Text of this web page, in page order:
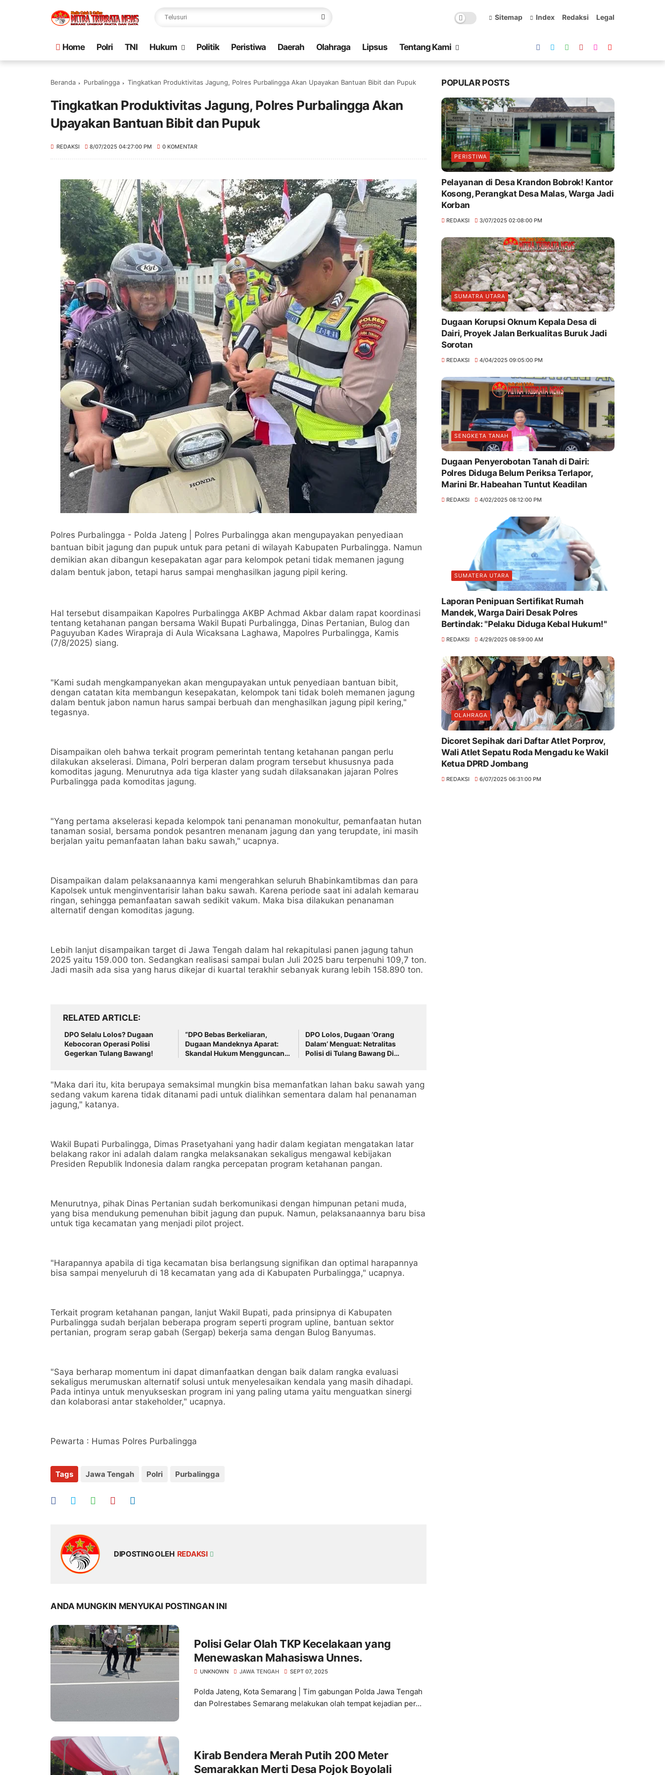
Sitemap Index Redaksi Legal
Home Polri TNI Hukum Politik Peristiwa Daerah Olahraga Lipsus Tentang Kami
Beranda Purbalingga Tingkatkan Produktivitas Jagung, Polres Purbalingga Akan Upayakan Bantuan Bibit dan Pupuk
Tingkatkan Produktivitas Jagung, Polres Purbalingga Akan
Upayakan Bantuan Bibit dan Pupuk
REDAKSI 8/07/2025 04:27:00 PM 0 KOMENTAR
Polres Purbalingga - Polda Jateng | Polres Purbalingga akan mengupayakan penyediaan
bantuan bibit jagung dan pupuk untuk para petani di wilayah Kabupaten Purbalingga. Namun
demikian akan dibangun kesepakatan agar para kelompok petani tidak memanen jagung
dalam bentuk jabon, tetapi harus sampai menghasilkan jagung pipil kering.
Hal tersebut disampaikan Kapolres Purbalingga AKBP Achmad Akbar dalam rapat koordinasi
tentang ketahanan pangan bersama Wakil Bupati Purbalingga, Dinas Pertanian, Bulog dan
Paguyuban Kades Wirapraja di Aula Wicaksana Laghawa, Mapolres Purbalingga, Kamis
(7/8/2025) siang.
"Kami sudah mengkampanyekan akan mengupayakan untuk penyediaan bantuan bibit,
dengan catatan kita membangun kesepakatan, kelompok tani tidak boleh memanen jagung
dalam bentuk jabon namun harus sampai berbuah dan menghasilkan jagung pipil kering,"
tegasnya.
Disampaikan oleh bahwa terkait program pemerintah tentang ketahanan pangan perlu
dilakukan akselerasi. Dimana, Polri berperan dalam program tersebut khususnya pada
komoditas jagung. Menurutnya ada tiga klaster yang sudah dilaksanakan jajaran Polres
Purbalingga pada komoditas jagung.
"Yang pertama akselerasi kepada kelompok tani penanaman monokultur, pemanfaatan hutan
tanaman sosial, bersama pondok pesantren menanam jagung dan yang terupdate, ini masih
berjalan yaitu pemanfaatan lahan baku sawah," ucapnya.
Disampaikan dalam pelaksanaannya kami mengerahkan seluruh Bhabinkamtibmas dan para
Kapolsek untuk menginventarisir lahan baku sawah. Karena periode saat ini adalah kemarau
ringan, sehingga pemanfaatan sawah sedikit vakum. Maka bisa dilakukan penanaman
alternatif dengan komoditas jagung.
Lebih lanjut disampaikan target di Jawa Tengah dalam hal rekapitulasi panen jagung tahun
2025 yaitu 159.000 ton. Sedangkan realisasi sampai bulan Juli 2025 baru terpenuhi 109,7 ton.
Jadi masih ada sisa yang harus dikejar di kuartal terakhir sebanyak kurang lebih 158.890 ton.
RELATED ARTICLE
DPO Selalu Lolos? Dugaan
Kebocoran Operasi Polisi
Gegerkan Tulang Bawang!
“DPO Bebas Berkeliaran,
Dugaan Mandeknya Aparat:
Skandal Hukum Mengguncang
DPO Lolos, Dugaan ‘Orang
Dalam’ Menguat: Netralitas
Polisi di Tulang Bawang Di
"Maka dari itu, kita berupaya semaksimal mungkin bisa memanfatkan lahan baku sawah yang
sedang vakum karena tidak ditanami padi untuk dialihkan sementara dalam hal penanaman
jagung," katanya.
Wakil Bupati Purbalingga, Dimas Prasetyahani yang hadir dalam kegiatan mengatakan latar
belakang rakor ini adalah dalam rangka melaksanakan sekaligus mengawal kebijakan
Presiden Republik Indonesia dalam rangka percepatan program ketahanan pangan.
Menurutnya, pihak Dinas Pertanian sudah berkomunikasi dengan himpunan petani muda,
yang bisa mendukung pemenuhan bibit jagung dan pupuk. Namun, pelaksanaannya baru bisa
untuk tiga kecamatan yang menjadi pilot project.
"Harapannya apabila di tiga kecamatan bisa berlangsung signifikan dan optimal harapannya
bisa sampai menyeluruh di 18 kecamatan yang ada di Kabupaten Purbalingga," ucapnya.
Terkait program ketahanan pangan, lanjut Wakil Bupati, pada prinsipnya di Kabupaten
Purbalingga sudah berjalan beberapa program seperti program upline, bantuan sektor
pertanian, program serap gabah (Sergap) bekerja sama dengan Bulog Banyumas.
"Saya berharap momentum ini dapat dimanfaatkan dengan baik dalam rangka evaluasi
sekaligus merumuskan alternatif solusi untuk menyelesaikan kendala yang masih dihadapi.
Pada intinya untuk menyukseskan program ini yang paling utama yaitu menguatkan sinergi
dan kolaborasi antar stakeholder," ucapnya.
Pewarta : Humas Polres Purbalingga
Tags Jawa Tengah Polri Purbalingga
DIPOSTING OLEH REDAKSI
ANDA MUNGKIN MENYUKAI POSTINGAN INI
Polisi Gelar Olah TKP Kecelakaan yang
Menewaskan Mahasiswa Unnes.
UNKNOWN JAWA TENGAH SEPT 07, 2025
Polda Jateng, Kota Semarang | Tim gabungan Polda Jawa Tengah
dan Polrestabes Semarang melakukan olah tempat kejadian per...
Kirab Bendera Merah Putih 200 Meter
Semarakkan Merti Desa Pojok Boyolali
POPULAR POSTS
PERISTIWA
Pelayanan di Desa Krandon Bobrok! Kantor
Kosong, Perangkat Desa Malas, Warga Jadi
Korban
REDAKSI 3/07/2025 02:08:00 PM
SUMATRA UTARA
Dugaan Korupsi Oknum Kepala Desa di
Dairi, Proyek Jalan Berkualitas Buruk Jadi
Sorotan
REDAKSI 4/04/2025 09:05:00 PM
SENGKETA TANAH
Dugaan Penyerobotan Tanah di Dairi:
Polres Diduga Belum Periksa Terlapor,
Marini Br. Habeahan Tuntut Keadilan
REDAKSI 4/02/2025 08:12:00 PM
SUMATERA UTARA
Laporan Penipuan Sertifikat Rumah
Mandek, Warga Dairi Desak Polres
Bertindak: "Pelaku Diduga Kebal Hukum!"
REDAKSI 4/29/2025 08:59:00 AM
OLAHRAGA
Dicoret Sepihak dari Daftar Atlet Porprov,
Wali Atlet Sepatu Roda Mengadu ke Wakil
Ketua DPRD Jombang
REDAKSI 6/07/2025 06:31:00 PM